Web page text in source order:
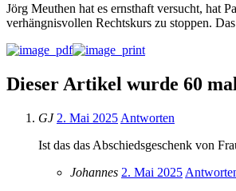
Jörg Meuthen hat es ernsthaft versucht, hat
verhängnisvollen Rechtskurs zu stoppen.
Dieser Artikel wurde 60
GJ 2. Mai 2025 Antworten
Ist das das Abschiedsgeschenk von
Johannes 2. Mai 2025